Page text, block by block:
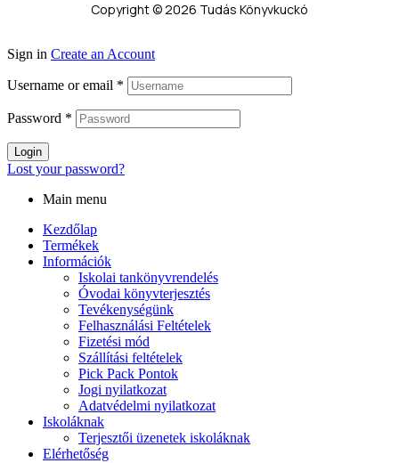
Copyright © 2026 Tudás Könyvkuckó
Sign in Create an Account
Username or email *
Password *
Login
Lost your password?
Main menu
Kezdőlap
Termékek
Információk
Iskolai tankönyvrendelés
Óvodai könyvterjesztés
Tevékenységünk
Felhasználási Feltételek
Fizetési mód
Szállítási feltételek
Pick Pack Pontok
Jogi nyilatkozat
Adatvédelmi nyilatkozat
Iskoláknak
Terjesztői üzenetek iskoláknak
Elérhetőség